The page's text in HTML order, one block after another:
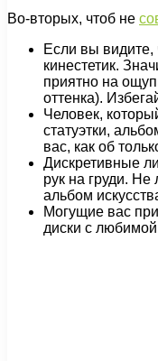
Во-вторых, чтоб не
Если вы видите,
кинестетик.
приятно на
оттенка).
Человек,
статуэтки,
вас, как об
Дискретивные
рук на груди.
альбом
Могущие вас
диски с